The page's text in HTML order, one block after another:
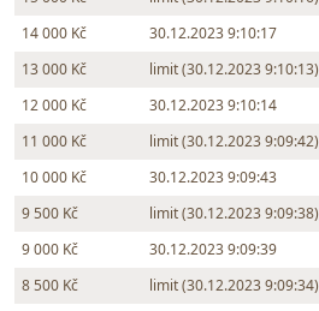
14 000 Kč
30.12.2023 9:10:17
13 000 Kč
limit (30.12.2023 9:10:13)
12 000 Kč
30.12.2023 9:10:14
11 000 Kč
limit (30.12.2023 9:09:42)
10 000 Kč
30.12.2023 9:09:43
9 500 Kč
limit (30.12.2023 9:09:38)
9 000 Kč
30.12.2023 9:09:39
8 500 Kč
limit (30.12.2023 9:09:34)